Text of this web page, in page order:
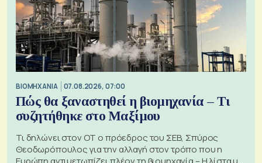
ΒΙΟΜΗΧΑΝΙΑ 07.08.2026, 07:00
Πώς θα ξαναστηθεί η βιομηχανία – Τι
συζητήθηκε στο Μαξίμου
Τι δηλώνει στον ΟΤ ο πρόεδρος του ΣΕΒ, Σπύρος
Θεοδωρόπουλος για την αλλαγή στον τρόπο που η